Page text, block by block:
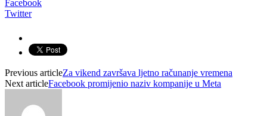
Facebook
Twitter
Previous articleZa vikend završava ljetno računanje vremena
Next articleFacebook promijenio naziv kompanije u Meta